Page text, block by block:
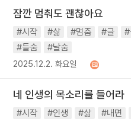
잠깐 멈춰도 괜찮아요
#시작 #삶 #멈춤 #글 #
#들숨
#날숨
2025.12.2. 화요일
네 인생의 목소리를 들어라
#시작 #인생 #삶 #내면